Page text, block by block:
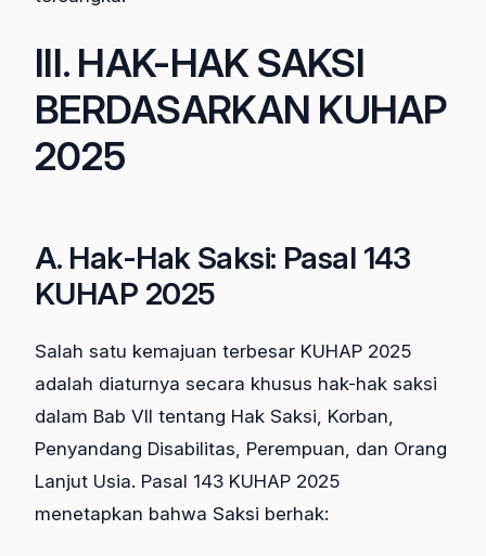
III. HAK-HAK SAKSI
BERDASARKAN KUHAP
2025
A. Hak-Hak Saksi: Pasal 143
KUHAP 2025
Salah satu kemajuan terbesar KUHAP 2025
adalah diaturnya secara khusus hak-hak saksi
dalam Bab VII tentang Hak Saksi, Korban,
Penyandang Disabilitas, Perempuan, dan Orang
Lanjut Usia. Pasal 143 KUHAP 2025
menetapkan bahwa Saksi berhak: